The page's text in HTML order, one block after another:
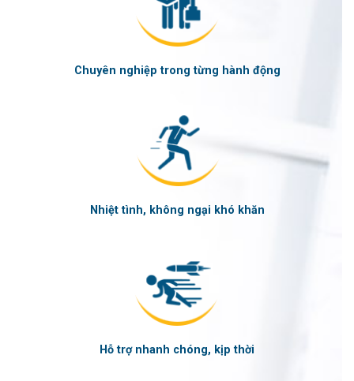
Chuyên nghiệp trong từng hành động
Nhiệt tình, không ngại khó khăn
Hỗ trợ nhanh chóng, kịp thời